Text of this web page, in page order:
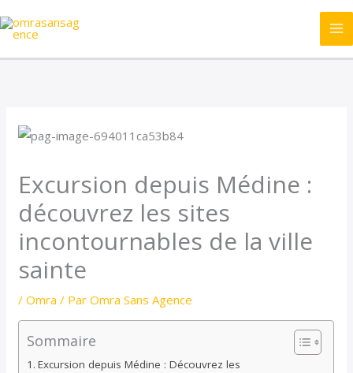
au
Excursion depuis Médine :
découvrez les sites
incontournables de la ville
sainte
/Omra / ParOmra Sans Agence
Sommaire
Excursion depuis Médine : Découvrez les